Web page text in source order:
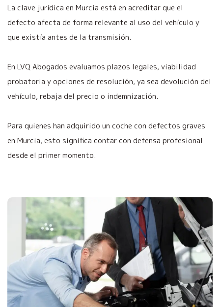
La clave jurídica en Murcia está en acreditar que el
defecto afecta de forma relevante al uso del vehículo y
que existía antes de la transmisión.
En LVQ Abogados evaluamos plazos legales, viabilidad
probatoria y opciones de resolución, ya sea devolución del
vehículo, rebaja del precio o indemnización.
Para quienes han adquirido un coche con defectos graves
en Murcia, esto significa contar con defensa profesional
desde el primer momento.